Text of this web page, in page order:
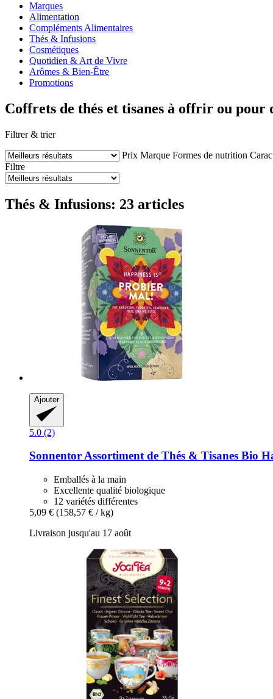
Marques
Alimentation
Compléments Alimentaires
Thés & Infusions
Cosmétiques
Quotidien & Art de Vivre
Arômes & Bien-Être
Promotions
Coffrets de thés et tisanes à offrir ou pour
Filtrer & trier
Prix Marque Formes de nutrition
Filtre
Thés & Infusions: 23 articles
Ajouter
5.0 (2)
SonnentorAssortiment de Thés & Tisanes Bio
Emballés à la main
Excellente qualité biologique
12 variétés différentes
5,09 € (158,57 € / kg)
Livraison jusqu'au 17 août